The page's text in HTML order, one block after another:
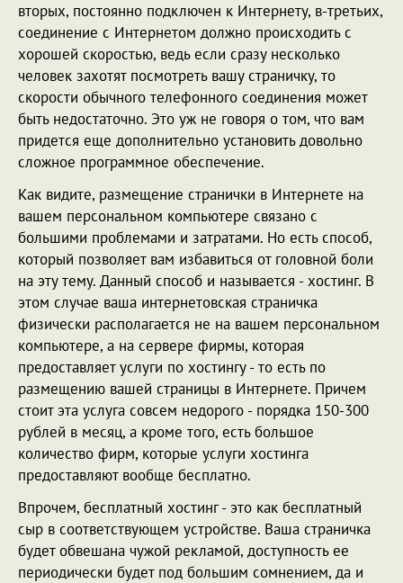
вторых, постоянно подключен к Интернету, в-третьих,
соединение с Интернетом должно происходить с
хорошей скоростью, ведь если сразу несколько
человек захотят посмотреть вашу страничку, то
скорости обычного телефонного соединения может
быть недостаточно. Это уж не говоря о том, что вам
придется еще дополнительно установить довольно
сложное программное обеспечение.
Как видите, размещение странички в Интернете на
вашем персональном компьютере связано с
большими проблемами и затратами. Но есть способ,
который позволяет вам избавиться от головной боли
на эту тему. Данный способ и называется - хостинг. В
этом случае ваша интернетовская страничка
физически располагается не на вашем персональном
компьютере, а на сервере фирмы, которая
предоставляет услуги по хостингу - то есть по
размещению вашей страницы в Интернете. Причем
стоит эта услуга совсем недорого - порядка 150-300
рублей в месяц, а кроме того, есть большое
количество фирм, которые услуги хостинга
предоставляют вообще бесплатно.
Впрочем, бесплатный хостинг - это как бесплатный
сыр в соответствующем устройстве. Ваша страничка
будет обвешана чужой рекламой, доступность ее
периодически будет под большим сомнением, да и